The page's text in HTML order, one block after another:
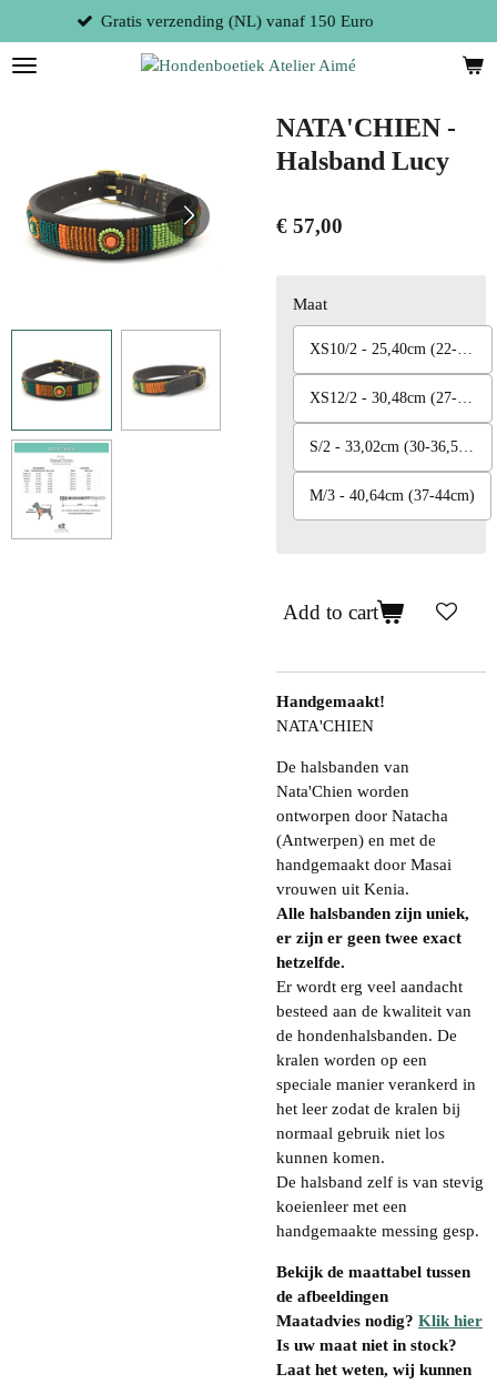
direct
naar
Fysieke winkel te 9300 Aalst
NATA'CHIEN -
Halsband Lucy
€ 57,00
Maat
XS10/2 - 25,40cm (22-29cm)
XS12/2 - 30,48cm (27-33cm)
S/2 - 33,02cm (30-36,5cm)
M/3 - 40,64cm (37-44cm)
Add to cart
Handgemaakt!
NATA'CHIEN
De halsbanden van
Nata'Chien worden
ontworpen door Natacha
(Antwerpen) en met de
handgemaakt door Masai
vrouwen uit Kenia.
Alle halsbanden zijn uniek,
er zijn er geen twee exact
hetzelfde.
Er wordt erg veel aandacht
besteed aan de kwaliteit van
de hondenhalsbanden. De
kralen worden op een
speciale manier verankerd in
het leer zodat de kralen bij
normaal gebruik niet los
kunnen komen.
De halsband zelf is van stevig
koeienleer met een
handgemaakte messing gesp.
Bekijk de maattabel tussen
de afbeeldingen
Maatadvies nodig? Klik hier
Is uw maat niet in stock?
Laat het weten, wij kunnen